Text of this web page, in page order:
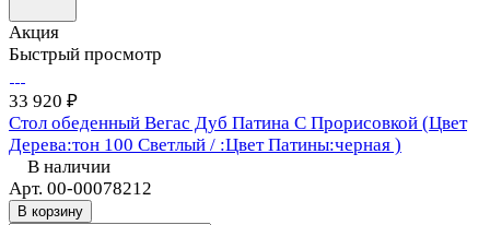
Акция
Быстрый просмотр
33 920 ₽
Стол обеденный Вегас Дуб Патина С Прорисовкой (Цвет
Дерева:тон 100 Светлый / :Цвет Патины:черная )
В наличии
Арт. 00-00078212
В корзину